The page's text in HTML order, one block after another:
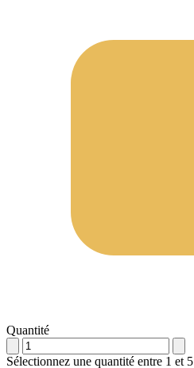
Quantité
Sélectionnez une quantité entre 1 et 5